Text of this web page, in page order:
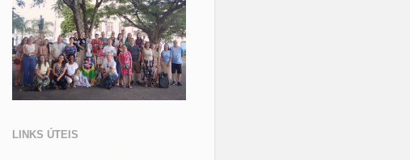
LINKS ÚTEIS